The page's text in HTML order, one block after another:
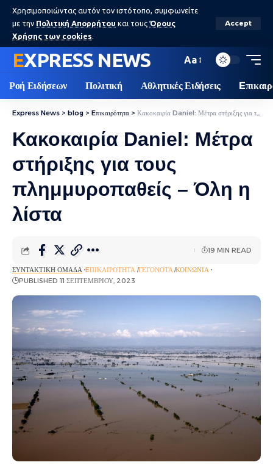
Χρησιμοποιώντας αυτόν τον ιστότοπο, συμφωνείτε
με την Πολιτική Απορρήτου και τους Όρους
Χρήσης των cookies.
Accept
EXPRESS NEWS Aa
Ροή Ειδήσεων Πολιτική Αθλητικές Ειδήσεις
Express News > blog > Eπικαιρότητα > Κακοκαιρία Daniel: Μέτρα στήριξης για τους πλημμυροπαθείς – Όλη η λίστα
Κακοκαιρία Daniel: Μέτρα
στήριξης για τους
πλημμυροπαθείς – Όλη η
λίστα
ΣΥΝΤΑΚΤΙΚΉ ΟΜΆΔΑ EΠΙΚΑΙΡΌΤΗΤΑ ΓΕΓΟΝΌΤΑ ΚΟΙΝΩΝΊΑ
PUBLISHED 11 ΣΕΠΤΕΜΒΡΊΟΥ, 2023
19 MIN READ